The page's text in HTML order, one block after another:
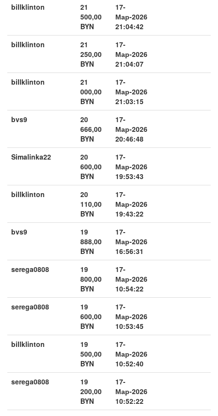
billklinton
21
500,00
BYN
17-
Мар-2026
21:04:42
billklinton
21
250,00
BYN
17-
Мар-2026
21:04:07
billklinton
21
000,00
BYN
17-
Мар-2026
21:03:15
bvs9
20
666,00
BYN
17-
Мар-2026
20:46:48
Simalinka22
20
600,00
BYN
17-
Мар-2026
19:53:43
billklinton
20
110,00
BYN
17-
Мар-2026
19:43:22
bvs9
19
888,00
BYN
17-
Мар-2026
16:56:31
serega0808
19
800,00
BYN
17-
Мар-2026
10:54:22
serega0808
19
600,00
BYN
17-
Мар-2026
10:53:45
billklinton
19
500,00
BYN
17-
Мар-2026
10:52:40
serega0808
19
200,00
BYN
17-
Мар-2026
10:52:22